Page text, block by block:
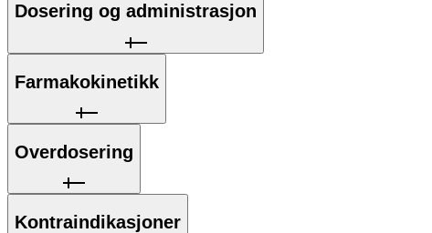
Dosering og administrasjon
Farmakokinetikk
Overdosering
Kontraindikasjoner